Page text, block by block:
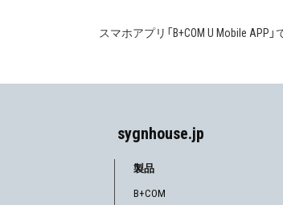
投
スマホアプリ「B+COM U Mobile APP
sygnhouse.jp
製品
B+COM